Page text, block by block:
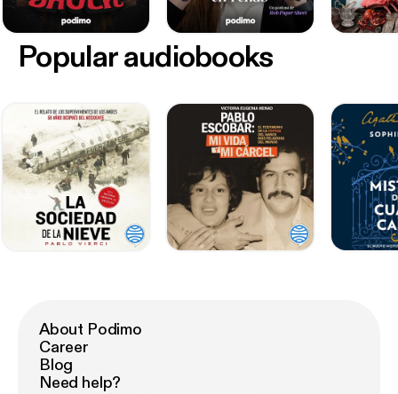
Popular audiobooks
About Podimo
Career
Blog
Need help?